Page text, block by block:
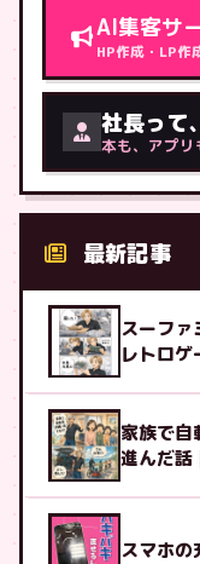
AI集客サ
HP作成・LP
社長って
本も、アプリ
最新記事
スーフ
レトロ
家族で自
進んだ話
スマホ